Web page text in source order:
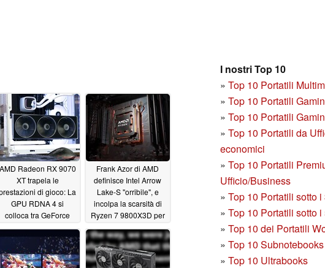
I nostri Top 10
» Top 10 Portatili
» Top 10 Portatili
» Top 10 Portatili
» Top 10 Portatili da
economici
» Top 10 Portatili
Ufficio/Business
» Top 10 Portatili sotto
» Top 10 Portatili sotto
» Top 10 dei Portatili
» Top 10 Subnotebooks
» Top 10 Ultrabooks
AMD Radeon RX 9070
XT trapela le
di gioco: La
GPU RDNA 4 si
colloca tra GeForce
RTX 4070 Ti Super
01/14/2025
Frank Azor di AMD
definisce Intel Arrow
Lake-S "orribile", e
incolpa la scarsità di
Ryzen 7 9800X3D per
01/12/2025